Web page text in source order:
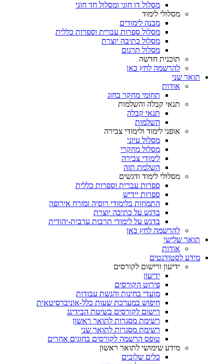
מסלול דו חוגי ומסלול חד חוגי
מסלולי לימוד
מבנה לימודים
מסלול ספרות עברית וספרות כללית
מסלול כתיבה יוצרת
מסלול תרגום
תוכנית חדשה
להרשמה לחץ כאן
תואר שני
אודות
תחומי מחקר בחוג
תנאי קבלה והשלמות
תנאי קבלה
השלמות
אופני לימוד ולימודי צבירה
מסלול עיוני
מסלול מחקרי
לימודי צבירה
השלמת תזה
מסלולי לימוד ודגשים
ספרות עברית וספרות כללית
ספרות יידיש
התמחות בלימודי רוסיה ומזרח אירופה
בדגש על כתיבה יוצרת
בדגש על לימודי תרבות ערבית-יהודית
להרשמה לחץ כאן
תואר שלישי
אודות
מידע לסטודנטים
ידיעון ורישום לקורסים
ידיעון
פירוט הקורסים
מועדי בחינות והגשת עבודות
חיפוש במערכת שעות כלל-אוניברסיטאית
רישום לקורסים בשיטת הבידינג
רשימת מסגרות לתואר ראשון
רשימת מסגרות לתואר שני
טופס הרשמה לקורסים בחוגים אחרים
מידע שימושי לתואר ראשון
כלים שלובים